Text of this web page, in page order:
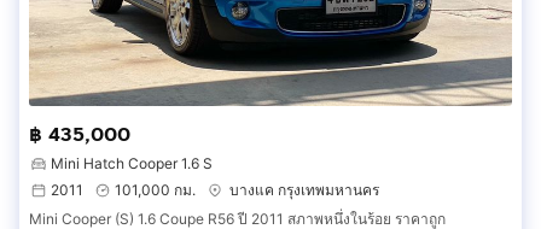
฿ 435,000
Mini Hatch Cooper 1.6 S
2011
101,000 กม.
บางแค กรุงเทพมหานคร
Mini Cooper (S) 1.6 Coupe R56 ปี 2011 สภาพหนึ่งในร้อย ราคาถูก